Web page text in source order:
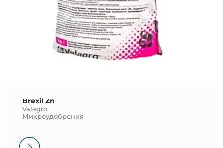
Brexil Zn
Valagro
Микроудобрения